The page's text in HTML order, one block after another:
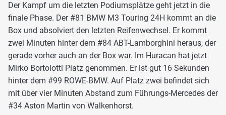
Der Kampf um die letzten Podiumsplätze geht jetzt in die
finale Phase. Der #81 BMW M3 Touring 24H kommt an die
Box und absolviert den letzten Reifenwechsel. Er kommt
zwei Minuten hinter dem #84 ABT-Lamborghini heraus, der
gerade vorher auch an der Box war. Im Huracan hat jetzt
Mirko Bortolotti Platz genommen. Er ist gut 16 Sekunden
hinter dem #99 ROWE-BMW. Auf Platz zwei befindet sich
mit über vier Minuten Abstand zum Führungs-Mercedes der
#34 Aston Martin von Walkenhorst.